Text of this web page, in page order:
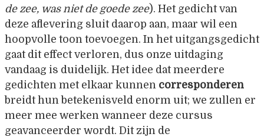
de zee, was niet de goede zee). Het gedicht van
deze aflevering sluit daarop aan, maar wil een
hoopvolle toon toevoegen. In het uitgangsgedicht
gaat dit effect verloren, dus onze uitdaging
vandaag is duidelijk. Het idee dat meerdere
gedichten met elkaar kunnen corresponderen
breidt hun betekenisveld enorm uit; we zullen er
meer mee werken wanneer deze cursus
geavanceerder wordt. Dit zijn de